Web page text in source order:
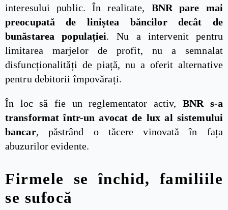
interesului public. În realitate, BNR pare mai
preocupată de liniștea băncilor decât de
bunăstarea populației. Nu a intervenit pentru
limitarea marjelor de profit, nu a semnalat
disfuncționalități de piață, nu a oferit alternative
pentru debitorii împovărați.
În loc să fie un reglementator activ, BNR s-a
transformat într-un avocat de lux al sistemului
bancar, păstrând o tăcere vinovată în fața
abuzurilor evidente.
Firmele se închid, familiile
se sufocă